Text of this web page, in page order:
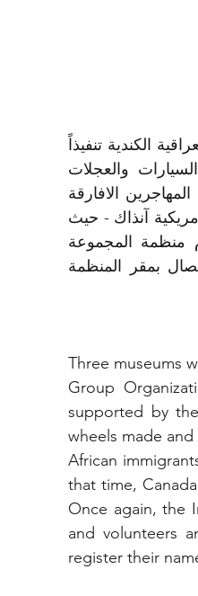
Three museums
Group
supported by
wheels made
African
that time,
Once again, the
and volunteers
register their